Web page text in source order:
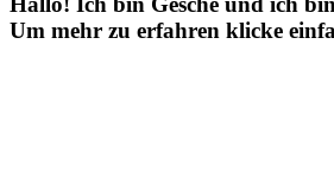
Um mehr zu erfahren klicke